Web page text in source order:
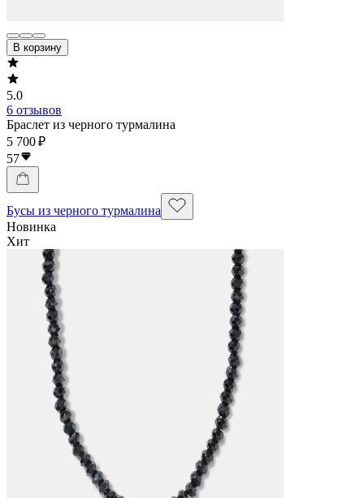
В корзину
5.0
6 отзывов
Браслет из черного турмалина
5 700 ₽
57
Бусы из черного турмалина
Новинка
Хит